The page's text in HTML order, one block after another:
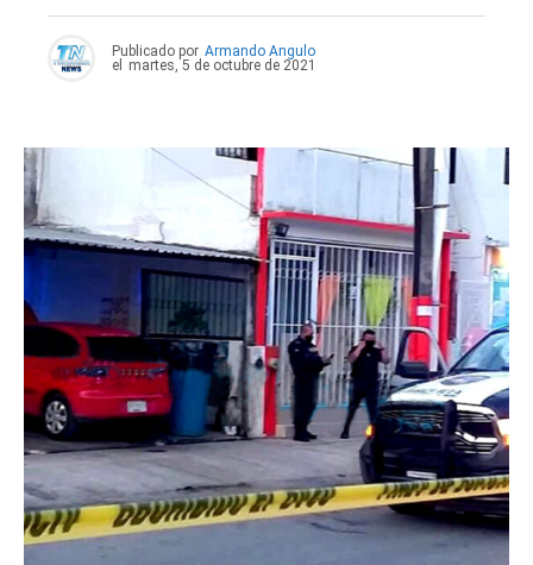
Publicado por Armando Angulo
el
martes, 5 de octubre de 2021